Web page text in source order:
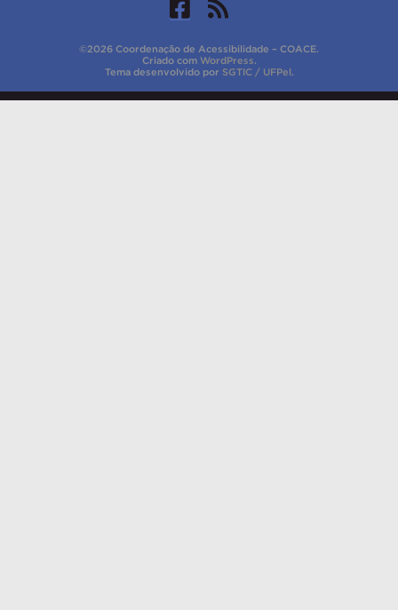
©2026 Coordenação de Acessibilidade – COACE.
Criado com WordPress.
Tema desenvolvido por SGTIC / UFPel .